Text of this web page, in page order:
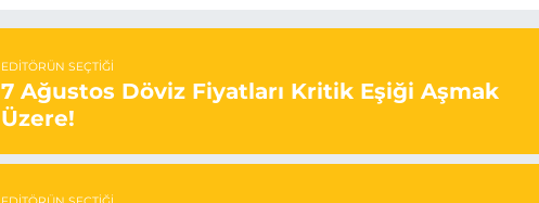
EDITÖRÜN SEÇTIĞI
7 Ağustos Döviz Fiyatları Kritik Eşiği Aşmak
Üzere!